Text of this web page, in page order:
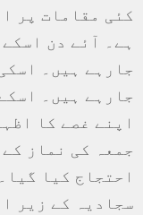
کئی مقامات پر
ہے۔ آئے دن
جارہے ہیں۔
جارہے ہیں۔
اپنے غصے کا
جمعہ کی نماز
احتجاج کیا
سجادیہ کے زیر